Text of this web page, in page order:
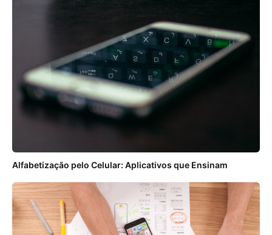
Alfabetização pelo Celular: Aplicativos que Ensinam